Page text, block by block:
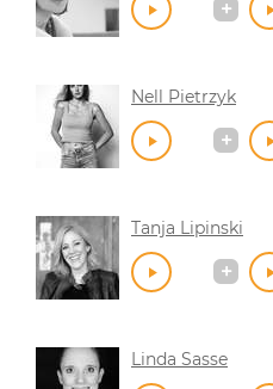
Nell Pietrzyk
Tanja Lipinski
Linda Sasse